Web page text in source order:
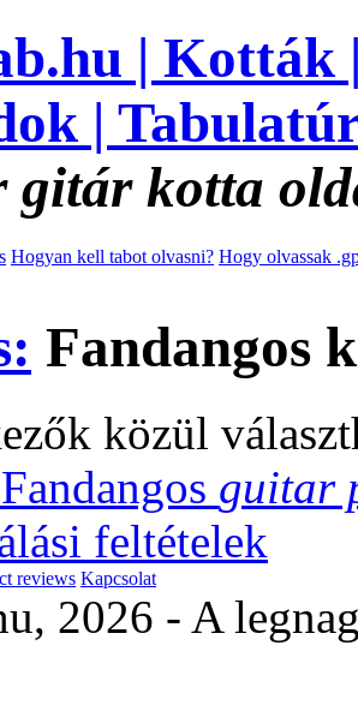
gitár kotta
Hogyan kell tabot olvasni? Hogy olvassak
Fandangos
közül
Fandangos guitar
feltételek
reviews Kapcsolat
2026 - A